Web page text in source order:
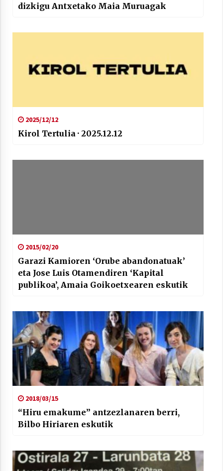
dizkigu Antxetako Maia Muruagak
2025/12/12
Kirol Tertulia · 2025.12.12
2015/02/20
Garazi Kamioren ‘Orube abandonatuak’
eta Jose Luis Otamendiren ‘Kapital
publikoa’, Amaia Goikoetxearen eskutik
2018/03/15
“Hiru emakume” antzezlanaren berri,
Bilbo Hiriaren eskutik